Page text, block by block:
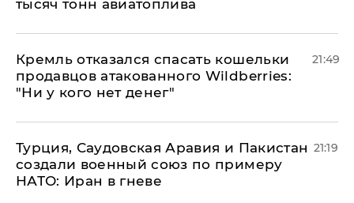
тысяч тонн авиатоплива
Кремль отказался спасать кошельки
продавцов атакованного Wildberries:
"Ни у кого нет денег"
21:49
Турция, Саудовская Аравия и Пакистан
создали военный союз по примеру
НАТО: Иран в гневе
21:19